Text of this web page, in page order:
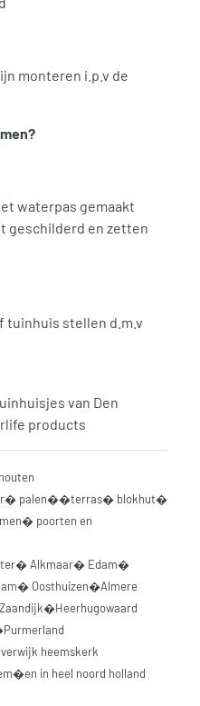
monteren i.p.v de
waterpas gemaakt
geschilderd en zetten
tuinhuis stellen d.m.v
van Den
products
palen��terras� blokhut�
poorten en
Alkmaar� Edam�
Oosthuizen�Almere
heemskerk
in heel noord holland